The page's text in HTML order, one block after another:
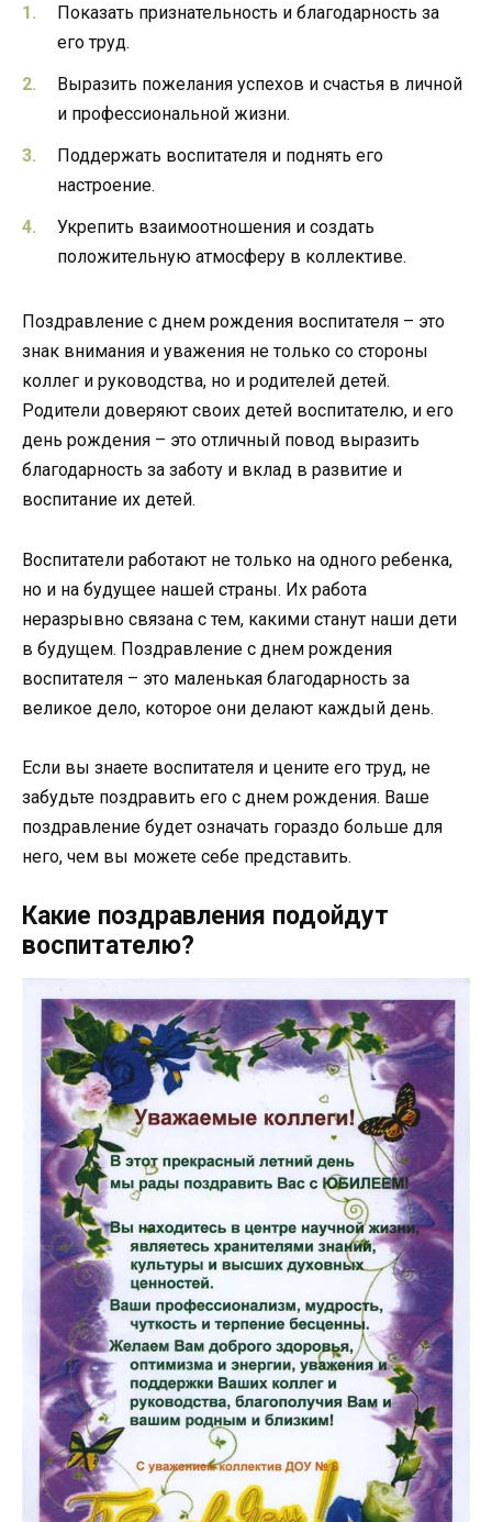
Показать признательность и благодарность за
его труд.
Выразить пожелания успехов и счастья в личной
и профессиональной жизни.
Поддержать воспитателя и поднять его
настроение.
Укрепить взаимоотношения и создать
положительную атмосферу в коллективе.
Поздравление с днем рождения воспитателя – это
знак внимания и уважения не только со стороны
коллег и руководства, но и родителей детей.
Родители доверяют своих детей воспитателю, и его
день рождения – это отличный повод выразить
благодарность за заботу и вклад в развитие и
воспитание их детей.
Воспитатели работают не только на одного ребенка,
но и на будущее нашей страны. Их работа
неразрывно связана с тем, какими станут наши дети
в будущем. Поздравление с днем рождения
воспитателя – это маленькая благодарность за
великое дело, которое они делают каждый день.
Если вы знаете воспитателя и цените его труд, не
забудьте поздравить его с днем рождения. Ваше
поздравление будет означать гораздо больше для
него, чем вы можете себе представить.
Какие поздравления подойдут
воспитателю?